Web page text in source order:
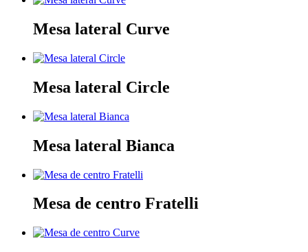
Mesa lateral Curve
Mesa lateral Circle
Mesa lateral Bianca
Mesa de centro Fratelli